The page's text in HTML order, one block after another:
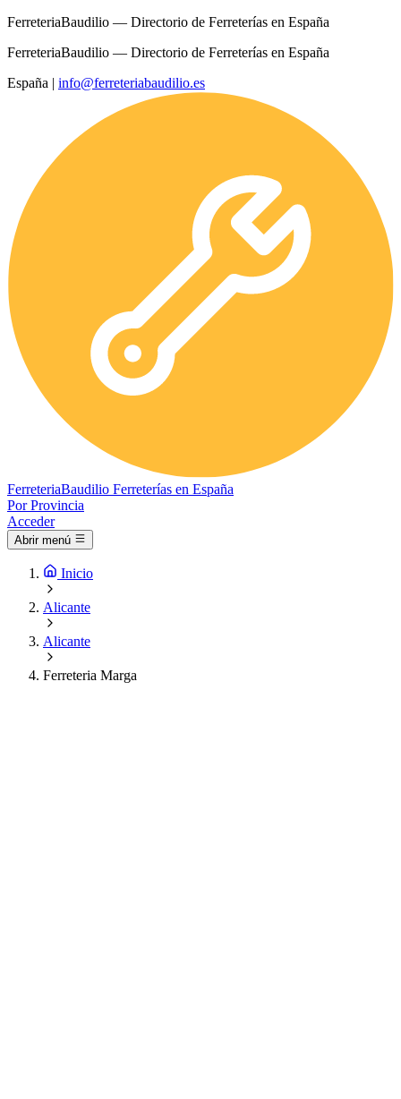
FerreteriaBaudilio — Directorio de Ferreterías en España
FerreteriaBaudilio — Directorio de Ferreterías en España
España | info@ferreteriabaudilio.es
FerreteriaBaudilio Ferreterías en España
Por Provincia
Acceder
Abrir menú
Inicio
Alicante
Alicante
Ferreteria Marga